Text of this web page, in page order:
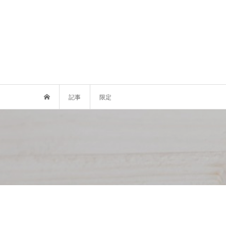
記事 限定